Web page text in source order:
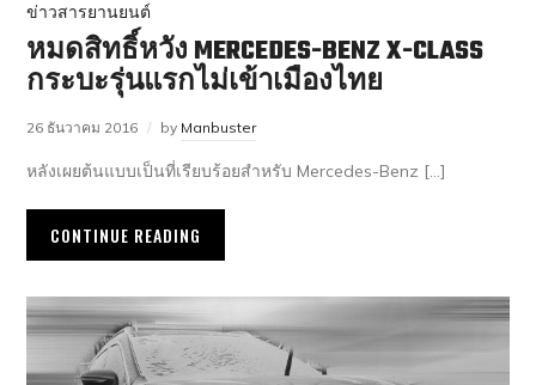
ข่าวสารยานยนต์
หมดสิทธิ์หวัง MERCEDES-BENZ X-CLASS
กระบะรุ่นแรกไม่เข้าเมืองไทย
26 ธันวาคม 2016 by Manbuster
หลังเผยต้นแบบเป็นที่เรียบร้อยสำหรับ Mercedes-Benz […]
CONTINUE READING